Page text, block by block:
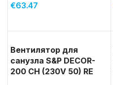
€63.47
Вентилятор для
санузла S&P DECOR-
200 CH (230V 50) RE